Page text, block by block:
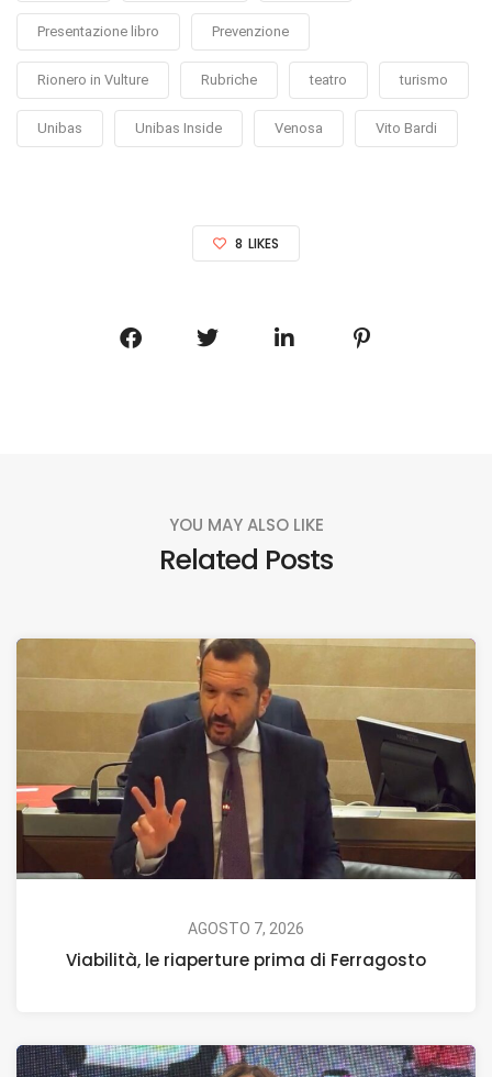
Presentazione libro Prevenzione
Rionero in Vulture Rubriche teatro turismo
Unibas Unibas Inside Venosa Vito Bardi
8 LIKES
YOU MAY ALSO LIKE
Related Posts
AGOSTO 7, 2026
Viabilità, le riaperture prima di Ferragosto